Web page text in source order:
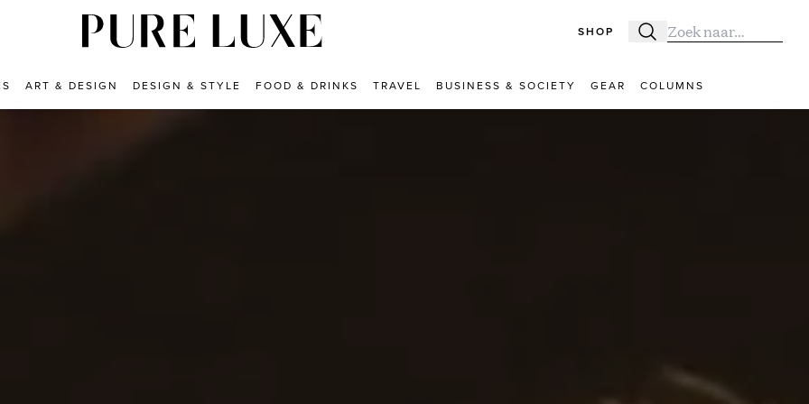
SHOP Zoeken
Zoek naar:
ART & DESIGN DESIGN & STYLE FOOD & DRINKS TRAVEL BUSINESS & SOCIETY GEAR COLUMNS